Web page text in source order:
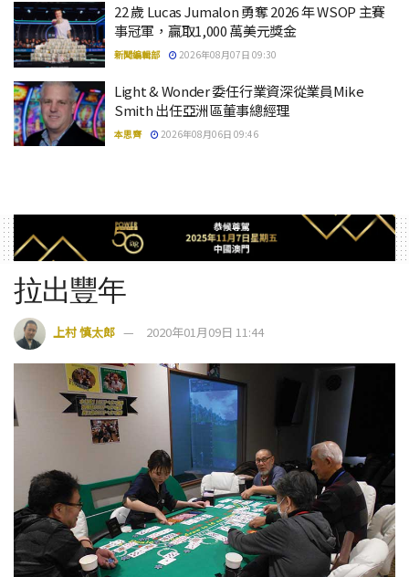
22 歲 Lucas Jumalon 勇奪 2026 年 WSOP 主賽
事冠軍，贏取1,000 萬美元獎金
新聞編輯部 2026年08月07日 09:30
Light & Wonder 委任行業資深從業員Mike
Smith 出任亞洲區董事總經理
本思齊 2026年08月06日 09:46
拉出豐年
上村 慎太郎 2020年01月09日 11:44